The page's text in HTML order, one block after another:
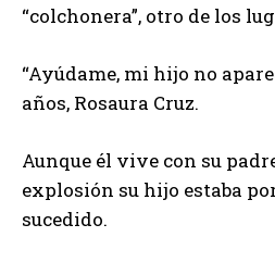
“colchonera”, otro de los
“Ayúdame, mi hijo no
años, Rosaura Cruz.
Aunque él vive con su
explosión su hijo estaba
sucedido.